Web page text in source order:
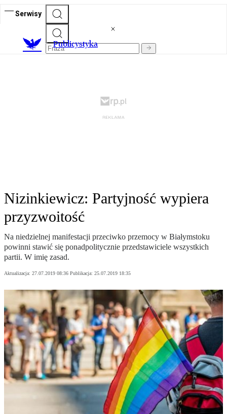
Serwisy
Publicystyka
Nizinkiewicz: Partyjność wypiera
przyzwoitość
Na niedzielnej manifestacji przeciwko przemocy w Białymstoku
powinni stawić się ponadpolitycznie przedstawiciele wszystkich
partii. W imię zasad.
Aktualizacja: 27.07.2019 08:36 Publikacja: 25.07.2019 18:35